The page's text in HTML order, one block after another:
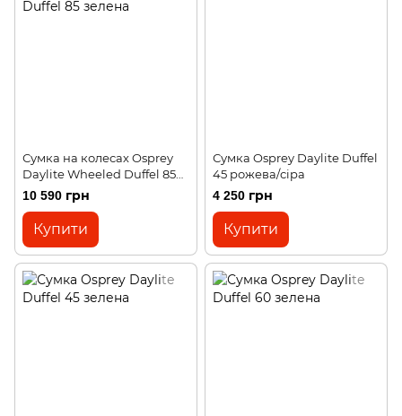
Сумка на колесах Osprey
Daylite Wheeled Duffel 85
зелена
10 590 грн
Купити
Сумка Osprey Daylite Duffel
45 рожева/сіра
4 250 грн
Купити